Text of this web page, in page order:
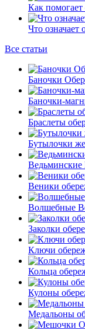
Как помогает
Что означает
Все статьи
Баночки
Баночки-
Браслеты
Бутылочки
Веники
Волшебные
Заколки
Ключи
Кольца
Кулоны
Медальоны